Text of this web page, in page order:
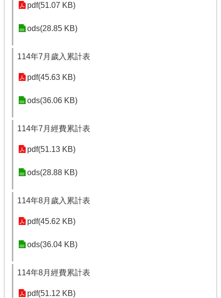
pdf(51.07 KB)
ods(28.85 KB)
114年7月歲入累計表
pdf(45.63 KB)
ods(36.06 KB)
114年7月經費累計表
pdf(51.13 KB)
ods(28.88 KB)
114年8月歲入累計表
pdf(45.62 KB)
ods(36.04 KB)
114年8月經費累計表
pdf(51.12 KB)